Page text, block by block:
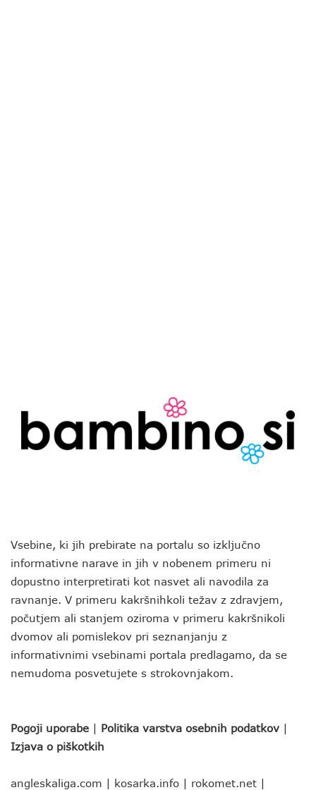
Vsebine, ki jih prebirate na portalu so izključno
informativne narave in jih v nobenem primeru ni
dopustno interpretirati kot nasvet ali navodila za
ravnanje. V primeru kakršnihkoli težav z zdravjem,
počutjem ali stanjem oziroma v primeru kakršnikoli
dvomov ali pomislekov pri seznanjanju z
informativnimi vsebinami portala predlagamo, da se
nemudoma posvetujete s strokovnjakom.
Pogoji uporabe | Politika varstva osebnih podatkov |
Izjava o piškotkih
angleskaliga.com | kosarka.info | rokomet.net |